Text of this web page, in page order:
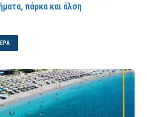
πάρκα και άλση